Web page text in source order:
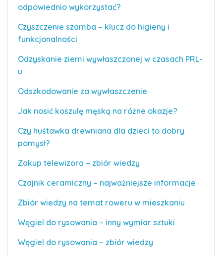
odpowiednio wykorzystać?
Czyszczenie szamba – klucz do higieny i
funkcjonalności
Odzyskanie ziemi wywłaszczonej w czasach PRL-
u
Odszkodowanie za wywłaszczenie
Jak nosić koszulę męską na różne okazje?
Czy huśtawka drewniana dla dzieci to dobry
pomysł?
Zakup telewizora – zbiór wiedzy
Czajnik ceramiczny – najważniejsze informacje
Zbiór wiedzy na temat roweru w mieszkaniu
Węgiel do rysowania – inny wymiar sztuki
Węgiel do rysowania – zbiór wiedzy